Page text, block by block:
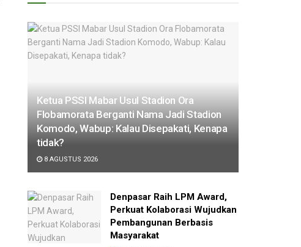
Ketua PSSI Mabar Usul Stadion Ora
Flobamorata Berganti Nama Jadi Stadion
Komodo, Wabup: Kalau Disepakati, Kenapa
tidak?
8 AGUSTUS 2026
Denpasar Raih LPM Award,
Perkuat Kolaborasi Wujudkan
Pembangunan Berbasis
Masyarakat